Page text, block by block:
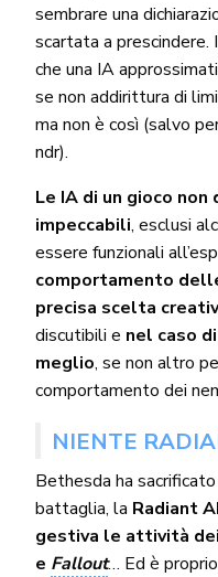
sembrare una
scartata a prescindere.
che una IA
se non addirittura di
ma non è così (salvo
ndr).
Le IA di un gioco
impeccabili, esclusi
essere funzionali
comportamento
precisa scelta
discutibili e nel caso di
meglio, se non altro
comportamento dei
NIENTE
Bethesda ha
battaglia, la Radiant
gestiva le attività dei
e Fallout… Ed è proprio